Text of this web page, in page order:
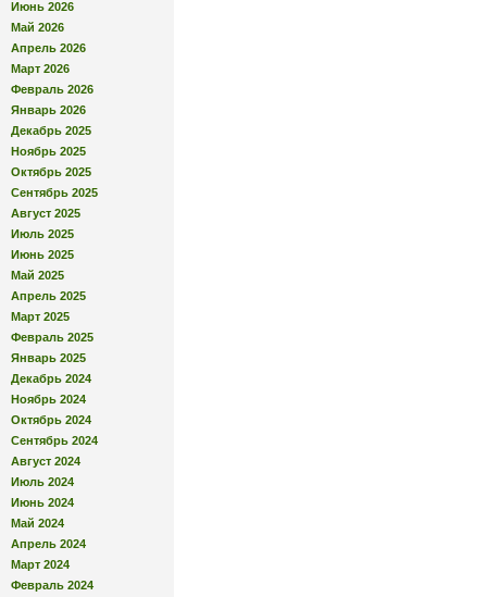
Июнь 2026
Май 2026
Апрель 2026
Март 2026
Февраль 2026
Январь 2026
Декабрь 2025
Ноябрь 2025
Октябрь 2025
Сентябрь 2025
Август 2025
Июль 2025
Июнь 2025
Май 2025
Апрель 2025
Март 2025
Февраль 2025
Январь 2025
Декабрь 2024
Ноябрь 2024
Октябрь 2024
Сентябрь 2024
Август 2024
Июль 2024
Июнь 2024
Май 2024
Апрель 2024
Март 2024
Февраль 2024